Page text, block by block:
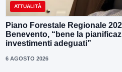
ATTUALITÀ
Piano Forestale Regionale
Benevento, “bene la
investimenti adeguati”
6 AGOSTO 2026